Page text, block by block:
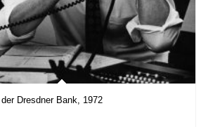
Dresdner Bank, 1972